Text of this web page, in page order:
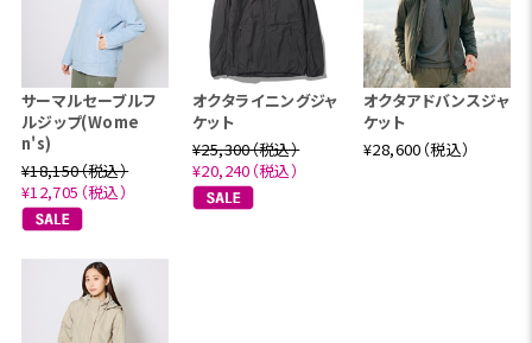
サーマルセーブルフ
ルジップ(Wome
n's)
¥18,150（税込）
¥12,705（税込）
オクタライニングジャ
ケット
¥25,300（税込）
¥20,240（税込）
オクタアドバンスジャ
ケット
¥28,600（税込）